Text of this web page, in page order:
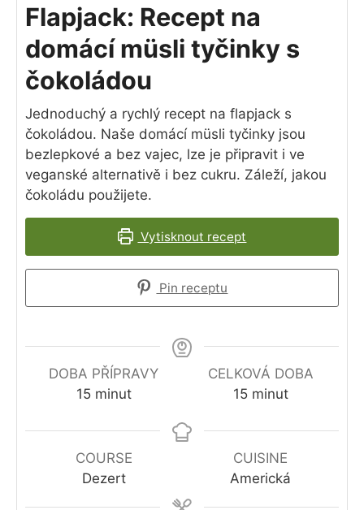
Flapjack: Recept na
domácí müsli tyčinky s
čokoládou
Jednoduchý a rychlý recept na flapjack s
čokoládou. Naše domácí müsli tyčinky jsou
bezlepkové a bez vajec, lze je připravit i ve
veganské alternativě i bez cukru. Záleží, jakou
čokoládu použijete.
Vytisknout recept
Pin receptu
DOBA PŘÍPRAVY
15minutes
minut
CELKOVÁ DOBA
15minutes
minut
COURSE
Dezert
CUISINE
Americká